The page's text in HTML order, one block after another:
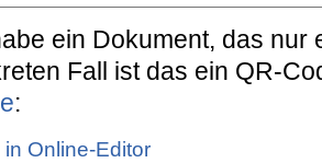
ein Dokument, das nur
Fall ist das ein QR-
:
in Online-Editor